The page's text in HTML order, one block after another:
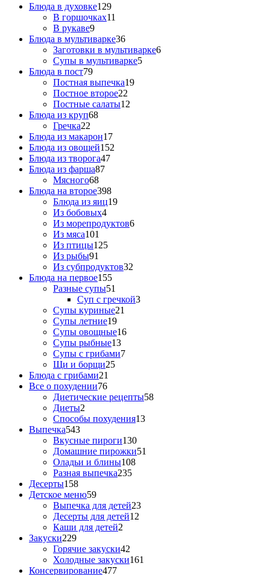
Блюда в духовке129
В горшочках11
В рукаве9
Блюда в мультиварке36
Заготовки в мультиварке6
Супы в мультиварке5
Блюда в пост79
Постная выпечка19
Постное второе22
Постные салаты12
Блюда из круп68
Гречка22
Блюда из макарон17
Блюда из овощей152
Блюда из творога47
Блюда из фарша87
Мясного68
Блюда на второе398
Блюда из яиц19
Из бобовых4
Из морепродуктов6
Из мяса101
Из птицы125
Из рыбы91
Из субпродуктов32
Блюда на первое155
Разные супы51
Суп с гречкой3
Супы куриные21
Супы летние19
Супы овощные16
Супы рыбные13
Супы с грибами7
Щи и борщи25
Блюда с грибами21
Все о похудении76
Диетические рецепты58
Диеты2
Способы похудения13
Выпечка543
Вкусные пироги130
Домашние пирожки51
Оладьи и блины108
Разная выпечка235
Десерты158
Детское меню59
Выпечка для детей23
Десерты для детей12
Каши для детей2
Закуски229
Горячие закуски42
Холодные закуски161
Консервирование477